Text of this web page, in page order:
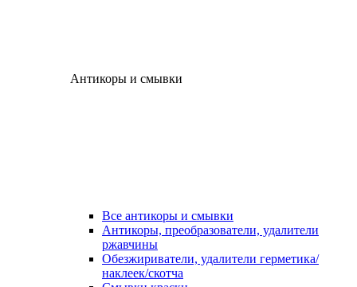
Антикоры и смывки
Все антикоры и смывки
Антикоры, преобразователи, удалители
ржавчины
Обезжириватели, удалители герметика/
наклеек/скотча